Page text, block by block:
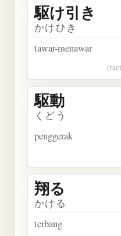
駆け引き
かけひき
tawar-menawar
駆動
くどう
penggerak
翔る
かける
terbang